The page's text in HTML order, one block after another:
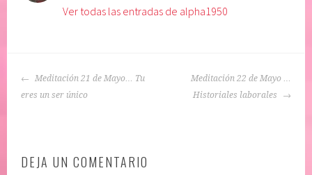
o
e
D
d
o
Ver todas las entradas de alpha1950
NAVEGACIÓN
DE
Meditación 21 de Mayo… Tu
eres un ser único
Meditación 22 de Mayo …
Historiales laborales
DEJA UN COMENTARIO